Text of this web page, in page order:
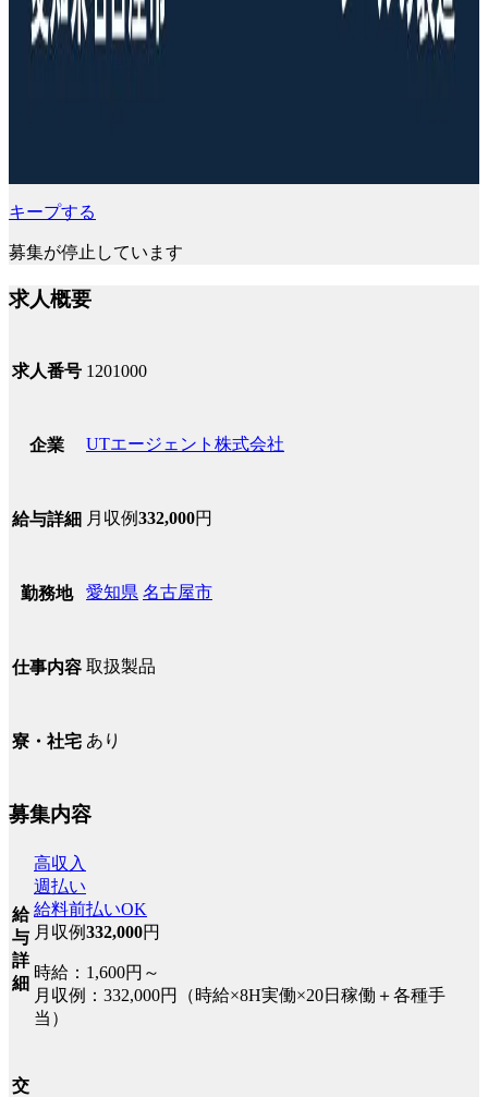
キープする
募集が停止しています
求人概要
求人番号 1201000
企業 UTエージェント株式会社
給与詳細 月収例332,000円
勤務地 愛知県 名古屋市
仕事内容 取扱製品
寮・社宅 あり
募集内容
給
与
詳
細
高収入
週払い
給料前払いOK
月収例332,000円
時給：1,600円～
月収例：332,000円（時給×8H実働×20日稼働＋各種手
当）
交